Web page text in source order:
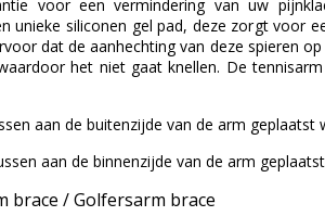
voor een vermindering van uw
unieke siliconen gel pad, deze zorgt voor
dat de aanhechting van deze spieren
het niet gaat knellen. De
aan de buitenzijde van de arm geplaatst
aan de binnenzijde van de arm
brace / Golfersarm brace